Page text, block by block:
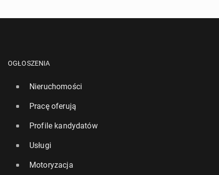
OGŁOSZENIA
Nieruchomości
Pracę oferują
Profile kandydatów
Usługi
Motoryzacja